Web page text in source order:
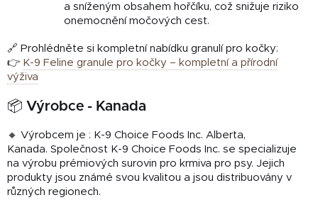
a sníženým obsahem hořčíku, což snižuje riziko
onemocnění močových cest.
🔗 Prohlédněte si kompletní nabídku granulí pro kočky:
👉 K-9 Feline granule pro kočky – kompletní a přírodní
výživa
📦 Výrobce - Kanada
🔸 Výrobcem je : K-9 Choice Foods Inc. Alberta,
Kanada. Společnost K-9 Choice Foods Inc. se specializuje
na výrobu prémiových surovin pro krmiva pro psy. Jejich
produkty jsou známé svou kvalitou a jsou distribuovány v
různých regionech.